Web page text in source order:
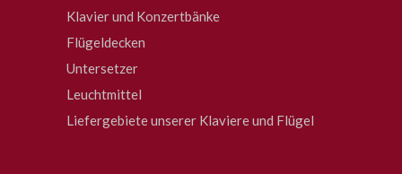
Klavier und Konzertbänke
Flügeldecken
Untersetzer
Leuchtmittel
Liefergebiete unserer Klaviere und Flügel